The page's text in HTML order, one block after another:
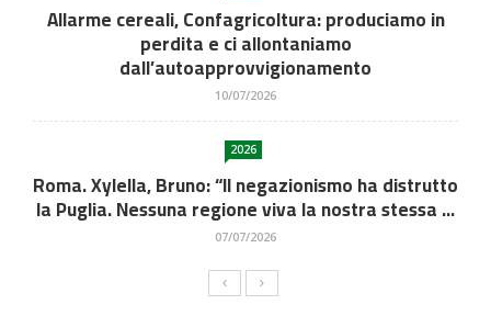
Allarme cereali, Confagricoltura: produciamo in
perdita e ci allontaniamo
dall’autoapprovvigionamento
10/07/2026
2026
Roma. Xylella, Bruno: “Il negazionismo ha distrutto
la Puglia. Nessuna regione viva la nostra stessa ...
07/07/2026